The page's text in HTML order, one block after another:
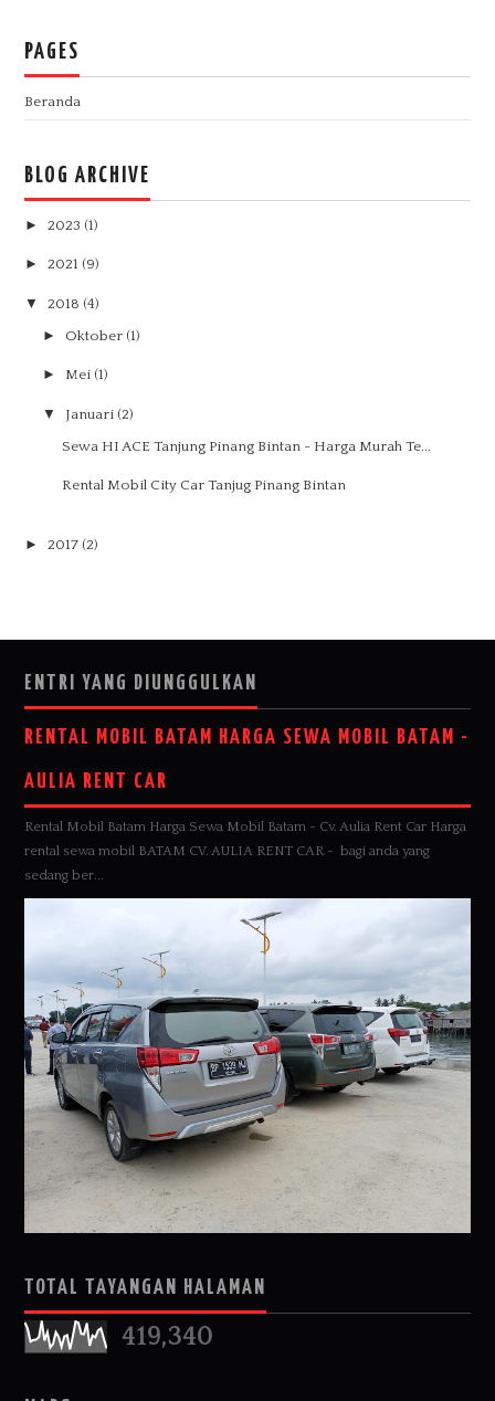
PAGES
Beranda
BLOG ARCHIVE
►2023 (1)
►2021 (9)
▼2018 (4)
► Oktober (1)
►Mei (1)
▼ Januari (2)
Sewa HI ACE Tanjung Pinang Bintan - Harga Murah Te...
Rental Mobil City Car Tanjug Pinang Bintan
►2017 (2)
ENTRI YANG DIUNGGULKAN
RENTAL MOBIL BATAM HARGA SEWA MOBIL BATAM -
AULIA RENT CAR
Rental Mobil Batam Harga Sewa Mobil Batam - Cv. Aulia Rent Car Harga
rental sewa mobil BATAM CV. AULIA RENT CAR - bagi anda yang
sedang ber...
TOTAL TAYANGAN HALAMAN
419,340